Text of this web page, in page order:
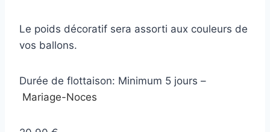
Le poids décoratif sera assorti aux couleurs de
vos ballons.
Durée de flottaison: Minimum 5 jours –
Mariage-Noces